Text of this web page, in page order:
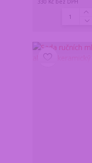
330 Kč bez DPH